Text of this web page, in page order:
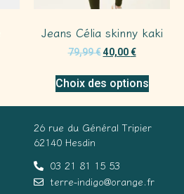
Jeans Célia skinny kaki
79,99€ 40,00€
Choix des options
26 rue du Général Tripier
62140 Hesdin
03 21 81 15 53
terre-indigo@orange.fr